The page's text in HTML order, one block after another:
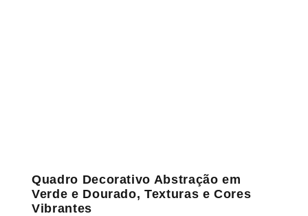
Quadro Decorativo Abstração em
Verde e Dourado, Texturas e Cores
Vibrantes